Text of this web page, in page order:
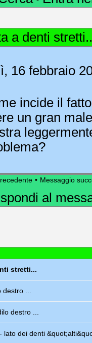
a denti
16 febbraio
incide il
un gran
• Messaggio
al
stretti...
...
destro ...
lato dei denti